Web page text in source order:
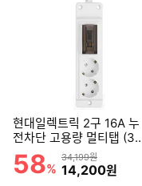
현대일렉트릭 2구 16A 누
전차단 고용량 멀티탭 (3
m)
할인률
58%
상품금액
34,199원
할인금액
14,200원